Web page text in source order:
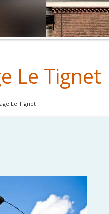
Le Tignet
Le Tignet